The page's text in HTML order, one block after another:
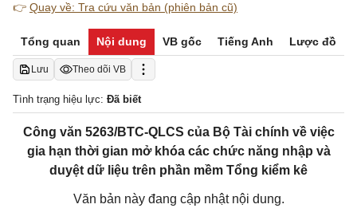
👉 Quay về: Tra cứu văn bản (phiên bản cũ)
Tổng quan Nội dung VB gốc Tiếng Anh Lược đồ
Lưu Theo dõi VB
Tình trạng hiệu lực: Đã biết
Công văn 5263/BTC-QLCS của Bộ Tài chính về việc
gia hạn thời gian mở khóa các chức năng nhập và
duyệt dữ liệu trên phần mềm Tổng kiểm kê
Văn bản này đang cập nhật nội dung.